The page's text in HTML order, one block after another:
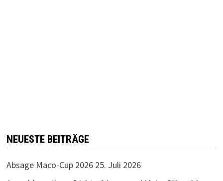
NEUESTE BEITRÄGE
Absage Maco-Cup 2026 25. Juli 2026